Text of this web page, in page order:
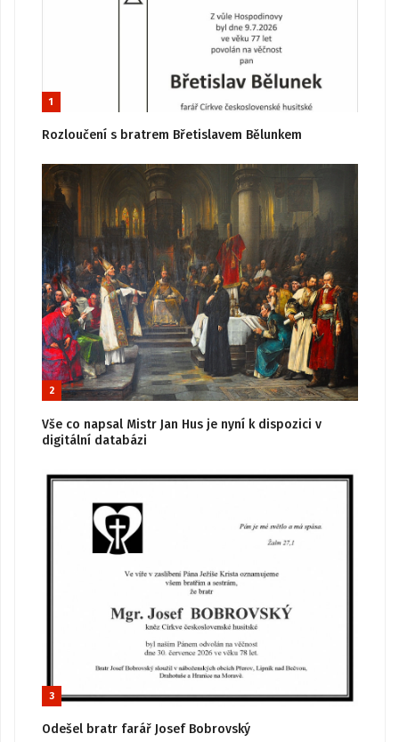
1
Rozloučení s bratrem Břetislavem Bělunkem
2
Vše co napsal Mistr Jan Hus je nyní k dispozici v
digitální databázi
3
Odešel bratr farář Josef Bobrovský